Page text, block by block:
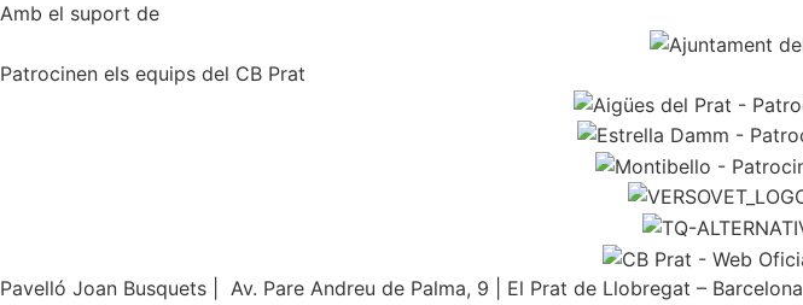
Amb el suport de
Patrocinen els equips del CB Prat
Pavelló Joan Busquets | Av. Pare Andreu de Palma, 9 | El Prat de Llobregat – Barcelona